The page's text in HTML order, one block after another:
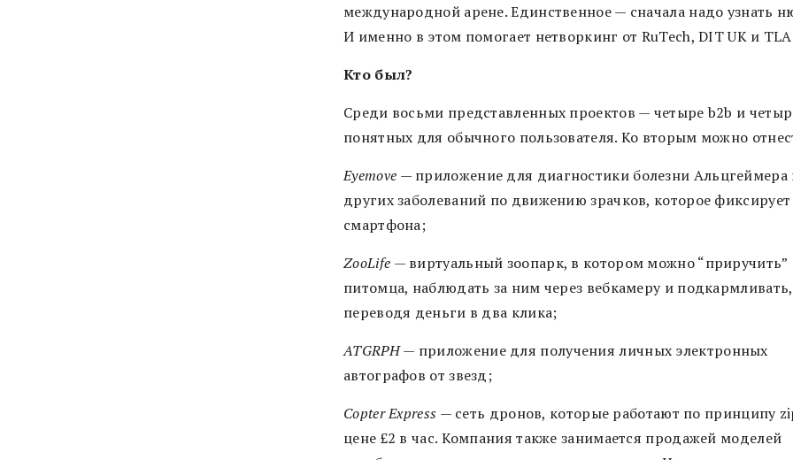
международной арене. Единственное — сначала надо узнать
И именно в этом помогает нетворкинг от RuTech, DIT UK и TLA
Кто был?
Среди восьми представленных проектов — четыре b2b и
понятных для обычного пользователя. Ко вторым можно
Eyemove — приложение для диагностики болезни Альцгеймера
других заболеваний по движению зрачков, которое
смартфона;
ZooLife — виртуальный зоопарк, в котором можно “приручить”
питомца, наблюдать за ним через вебкамеру и подкармливать,
переводя деньги в два клика;
ATGRPH— приложение для получения личных электронных
автографов от звезд;
Copter Express — сеть дронов, которые работают по принципу
цене £2 в час. Компания также занимается продажей моделей